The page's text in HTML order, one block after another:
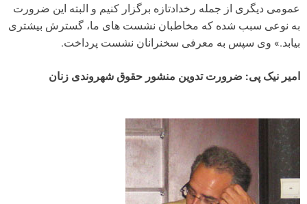
عمومی دیگری از جمله رخدادتازه برگزار کنیم و البته این ضرورت
به نوعی سبب شده که مخاطبان نشست های ما، گسترش بیشتری
بیابد.» وی سپس به معرفی سخنرانان نشست پرداخت.
امیر نیک پی: ضرورت تدوین منشور حقوق شهروندی زنان